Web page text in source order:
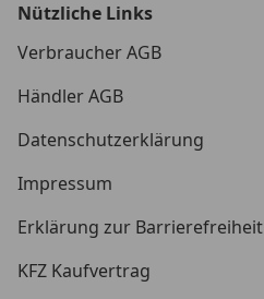
Nützliche Links
Verbraucher AGB
Händler AGB
Datenschutzerklärung
Impressum
Erklärung zur Barrierefreiheit
KFZ Kaufvertrag